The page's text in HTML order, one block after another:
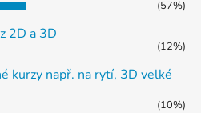
(57%)
2D a 3D
(12%)
kurzy např. na rytí, 3D velké
(10%)